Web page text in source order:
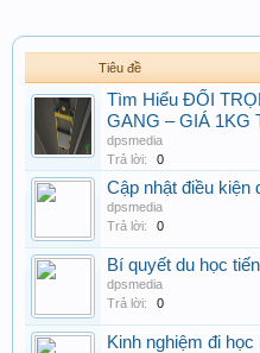
Tiêu đề
Tìm Hiểu ĐỐI
GANG – GIÁ 1KG
dpsmedia
Trả lời:
0
Cập nhật điều kiện
dpsmedia
Trả lời:
0
Bí quyết du học
dpsmedia
Trả lời:
0
Kinh nghiệm đi